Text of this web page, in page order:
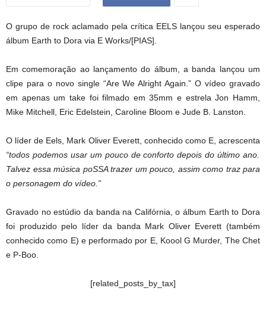
O grupo de rock aclamado pela crítica EELS lançou seu esperado
álbum Earth to Dora via E Works/[PIAS].
Em comemoração ao lançamento do álbum, a banda lançou um
clipe para o novo single “Are We Alright Again.” O vídeo gravado
em apenas um take foi filmado em 35mm e estrela Jon Hamm,
Mike Mitchell, Eric Edelstein, Caroline Bloom e Jude B. Lanston.
O líder de Eels, Mark Oliver Everett, conhecido como E, acrescenta
“todos podemos usar um pouco de conforto depois do último ano.
Talvez essa música poSSA trazer um pouco, assim como traz para
o personagem do vídeo.”
Gravado no estúdio da banda na Califórnia, o álbum Earth to Dora
foi produzido pelo líder da banda Mark Oliver Everett (também
conhecido como E) e performado por E, Koool G Murder, The Chet
e P-Boo.
[related_posts_by_tax]